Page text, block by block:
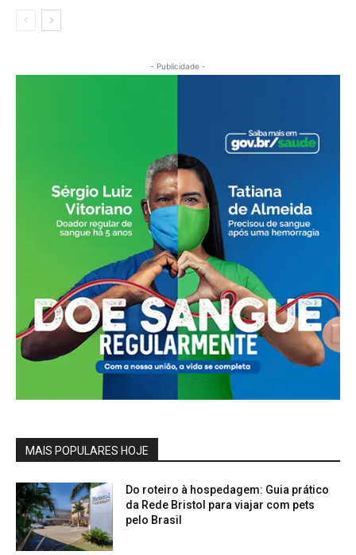
- Publicidade -
MAIS POPULARES HOJE
Do roteiro à hospedagem: Guia prático
da Rede Bristol para viajar com pets
pelo Brasil